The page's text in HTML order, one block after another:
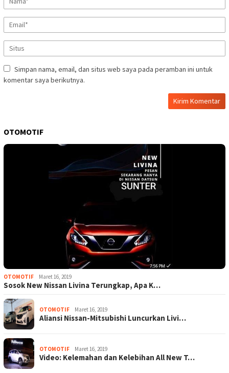
Simpan nama, email, dan situs web saya pada peramban ini untuk
komentar saya berikutnya.
OTOMOTIF
OTOMOTIF Maret 16, 2019
Sosok New Nissan Livina Terungkap, Apa K…
OTOMOTIF Maret 16, 2019
Aliansi Nissan-Mitsubishi Luncurkan Livi…
OTOMOTIF Maret 16, 2019
Video: Kelemahan dan Kelebihan All New T…